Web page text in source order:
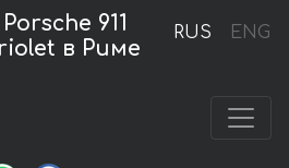
RUS ENG
911
в Риме